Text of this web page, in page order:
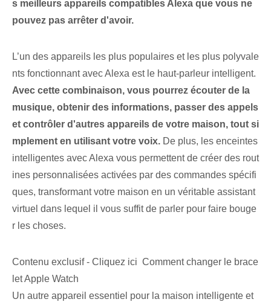
s meilleurs appareils compatibles Alexa que vous ne
pouvez pas arrêter d'avoir.
L’un des appareils les plus populaires et les plus polyvale
nts fonctionnant avec Alexa est le haut-parleur intelligent. ⁣
Avec cette combinaison, vous pourrez écouter de la
musique, obtenir des informations, passer des appels
et contrôler d'autres appareils de votre maison, tout si
mplement en utilisant votre voix. De plus, les enceintes
intelligentes avec Alexa vous permettent de créer des rout
ines personnalisées activées par des commandes spécifi
ques, transformant votre maison en un véritable assistant
virtuel dans lequel il vous suffit de parler pour faire bouge
r les choses.
Contenu exclusif - Cliquez ici Comment changer le brace
let Apple Watch
Un autre appareil essentiel pour la maison intelligente⁤ et